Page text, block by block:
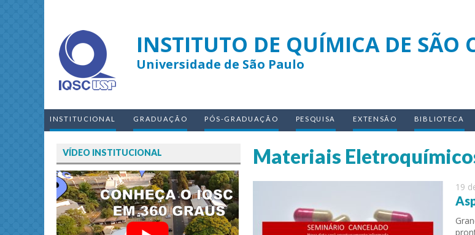
INSTITUTO DE QUÍMICA DE SÃO
Universidade de São Paulo
INSTITUCIONAL GRADUAÇÃO PÓS-GRADUAÇÃO PESQUISA EXTENSÃO BIBLIOTECA
Materiais
19
VÍDEO INSTITUCIONAL